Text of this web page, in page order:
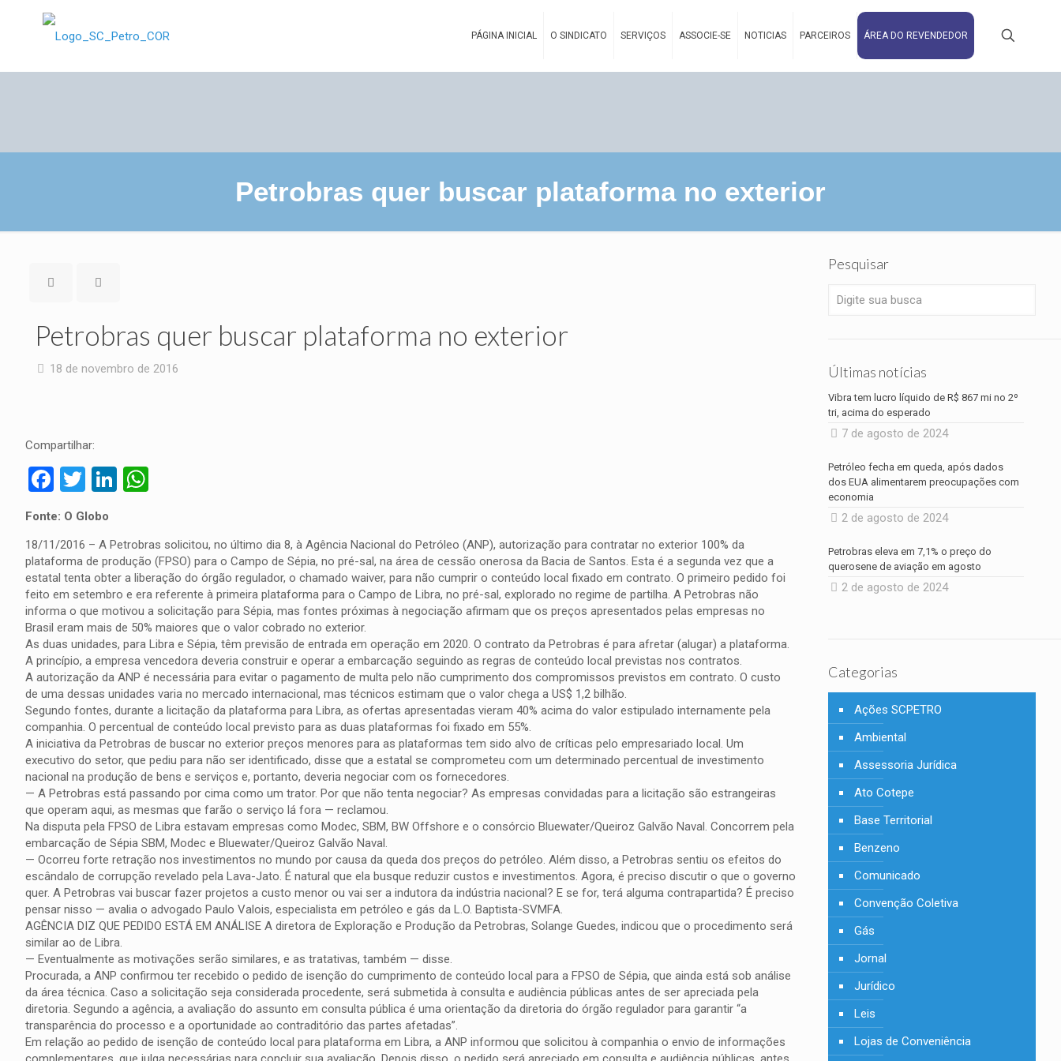
PÁGINA INICIAL O SINDICATO SERVIÇOS ASSOCIE-SE NOTICIAS PARCEIROS ÁREA DO REVENDEDOR
Petrobras quer buscar plataforma no exterior
Petrobras quer buscar plataforma no exterior
18 de novembro de 2016
Compartilhar:
Facebook
TwitterLinkedIn
WhatsApp
Fonte: O Globo
18/11/2016 – A Petrobras solicitou, no último dia 8, à Agência Nacional do Petróleo (ANP), autorização para contratar no exterior 100% da
plataforma de produção (FPSO) para o Campo de Sépia, no pré-sal, na área de cessão onerosa da Bacia de Santos. Esta é a segunda vez que a
estatal tenta obter a liberação do órgão regulador, o chamado waiver, para não cumprir o conteúdo local fixado em contrato. O primeiro pedido foi
feito em setembro e era referente à primeira plataforma para o Campo de Libra, no pré-sal, explorado no regime de partilha. A Petrobras não
informa o que motivou a solicitação para Sépia, mas fontes próximas à negociação afirmam que os preços apresentados pelas empresas no
Brasil eram mais de 50% maiores que o valor cobrado no exterior.
As duas unidades, para Libra e Sépia, têm previsão de entrada em operação em 2020. O contrato da Petrobras é para afretar (alugar) a plataforma.
A princípio, a empresa vencedora deveria construir e operar a embarcação seguindo as regras de conteúdo local previstas nos contratos.
A autorização da ANP é necessária para evitar o pagamento de multa pelo não cumprimento dos compromissos previstos em contrato. O custo
de uma dessas unidades varia no mercado internacional, mas técnicos estimam que o valor chega a US$ 1,2 bilhão.
Segundo fontes, durante a licitação da plataforma para Libra, as ofertas apresentadas vieram 40% acima do valor estipulado internamente pela
companhia. O percentual de conteúdo local previsto para as duas plataformas foi fixado em 55%.
A iniciativa da Petrobras de buscar no exterior preços menores para as plataformas tem sido alvo de críticas pelo empresariado local. Um
executivo do setor, que pediu para não ser identificado, disse que a estatal se comprometeu com um determinado percentual de investimento
nacional na produção de bens e serviços e, portanto, deveria negociar com os fornecedores.
— A Petrobras está passando por cima como um trator. Por que não tenta negociar? As empresas convidadas para a licitação são estrangeiras
que operam aqui, as mesmas que farão o serviço lá fora — reclamou.
Na disputa pela FPSO de Libra estavam empresas como Modec, SBM, BW Offshore e o consórcio Bluewater/Queiroz Galvão Naval. Concorrem pela
embarcação de Sépia SBM, Modec e Bluewater/Queiroz Galvão Naval.
— Ocorreu forte retração nos investimentos no mundo por causa da queda dos preços do petróleo. Além disso, a Petrobras sentiu os efeitos do
escândalo de corrupção revelado pela Lava-Jato. É natural que ela busque reduzir custos e investimentos. Agora, é preciso discutir o que o governo
quer. A Petrobras vai buscar fazer projetos a custo menor ou vai ser a indutora da indústria nacional? E se for, terá alguma contrapartida? É preciso
pensar nisso — avalia o advogado Paulo Valois, especialista em petróleo e gás da L.O. Baptista-SVMFA.
AGÊNCIA DIZ QUE PEDIDO ESTÁ EM ANÁLISE A diretora de Exploração e Produção da Petrobras, Solange Guedes, indicou que o procedimento será
similar ao de Libra.
— Eventualmente as motivações serão similares, e as tratativas, também — disse.
Procurada, a ANP confirmou ter recebido o pedido de isenção do cumprimento de conteúdo local para a FPSO de Sépia, que ainda está sob análise
da área técnica. Caso a solicitação seja considerada procedente, será submetida à consulta e audiência públicas antes de ser apreciada pela
diretoria. Segundo a agência, a avaliação do assunto em consulta pública é uma orientação da diretoria do órgão regulador para garantir “a
transparência do processo e a oportunidade ao contraditório das partes afetadas”.
Em relação ao pedido de isenção de conteúdo local para plataforma em Libra, a ANP informou que solicitou à companhia o envio de informações
Pesquisar
Últimas notícias
Vibra tem lucro líquido de R$ 867 mi no 2º
tri, acima do esperado
7 de agosto de 2024
Petróleo fecha em queda, após dados
dos EUA alimentarem preocupações com
economia
2 de agosto de 2024
Petrobras eleva em 7,1% o preço do
querosene de aviação em agosto
2 de agosto de 2024
Categorias
Ações SCPETRO
Ambiental
Assessoria Jurídica
Ato Cotepe
Base Territorial
Benzeno
Comunicado
Convenção Coletiva
Gás
Jornal
Jurídico
Leis
Lojas de Conveniência